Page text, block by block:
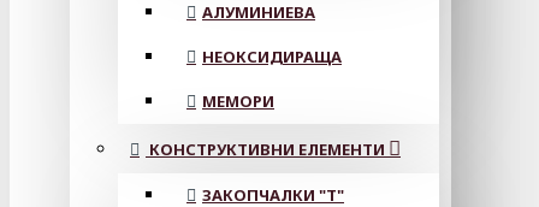
АЛУМИНИЕВА
НЕОКСИДИРАЩА
МЕМОРИ
КОНСТРУКТИВНИ ЕЛЕМЕНТИ
ЗАКОПЧАЛКИ "Т"